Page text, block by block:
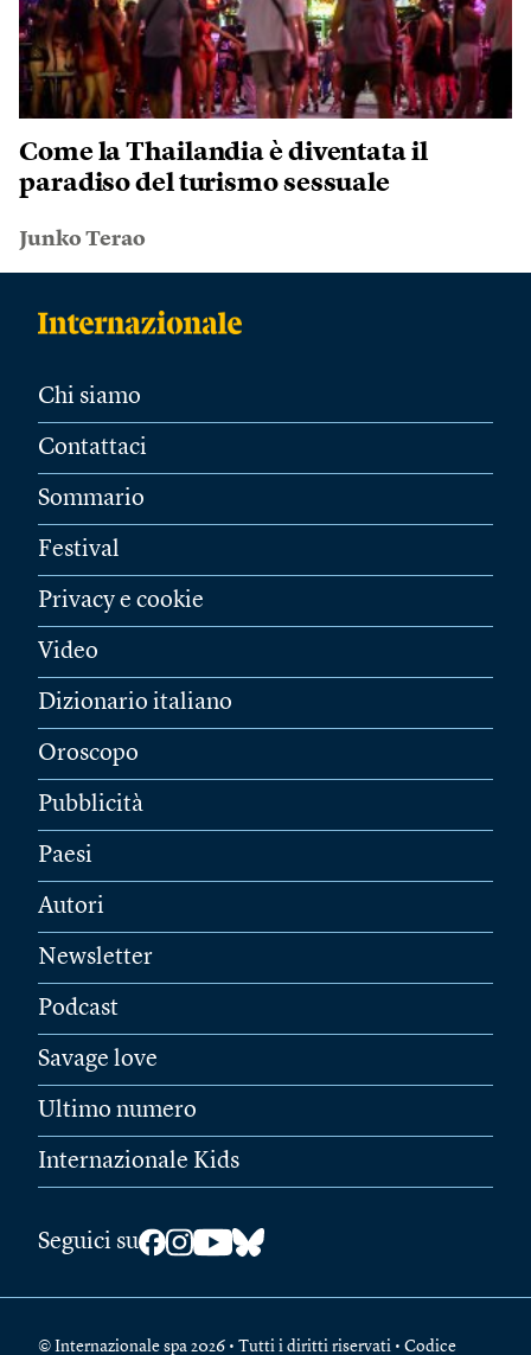
Come la Thailandia è diventata il
paradiso del turismo sessuale
Junko Terao
Chi siamo
Contattaci
Sommario
Festival
Privacy e cookie
Video
Dizionario italiano
Oroscopo
Pubblicità
Paesi
Autori
Newsletter
Podcast
Savage love
Ultimo numero
Internazionale Kids
Seguici su
© Internazionale spa 2026 • Tutti i diritti riservati • Codice